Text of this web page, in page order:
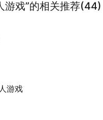
游戏”的相关推荐(44)
游戏